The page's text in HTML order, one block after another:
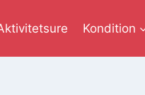
Kondition